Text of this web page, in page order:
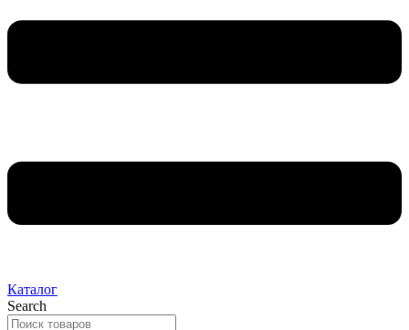
Каталог
Search